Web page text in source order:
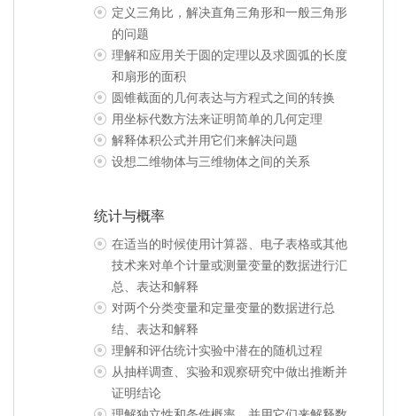
定义三角比，解决直角三角形和一般三角形
的问题
理解和应用关于圆的定理以及求圆弧的长度
和扇形的面积
圆锥截面的几何表达与方程式之间的转换
用坐标代数方法来证明简单的几何定理
解释体积公式并用它们来解决问题
设想二维物体与三维物体之间的关系
统计与概率
在适当的时候使用计算器、电子表格或其他
技术来对单个计量或测量变量的数据进行汇
总、表达和解释
对两个分类变量和定量变量的数据进行总
结、表达和解释
理解和评估统计实验中潜在的随机过程
从抽样调查、实验和观察研究中做出推断并
证明结论